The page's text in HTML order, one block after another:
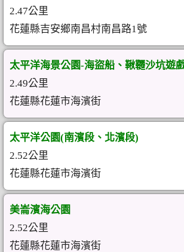
2.47公里
花蓮縣吉安鄉南昌村南昌路1號
太平洋海景公園-海盜船、鞦韆沙坑遊
2.49公里
花蓮縣花蓮市海濱街
太平洋公園(南濱段、北濱段)
2.52公里
花蓮縣花蓮市海濱街
美崙濱海公園
2.52公里
花蓮縣花蓮市海濱街